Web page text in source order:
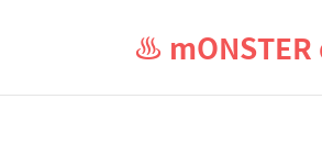
♨ mONSTER